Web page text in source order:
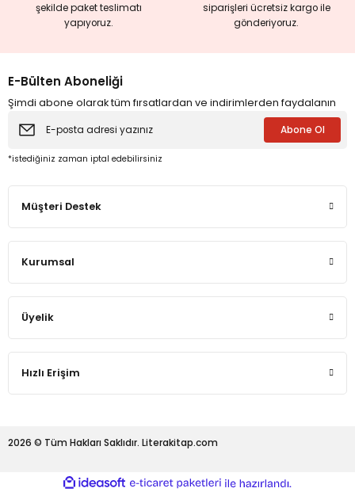
şekilde paket teslimatı
yapıyoruz.
siparişleri ücretsiz kargo ile
gönderiyoruz.
E-Bülten Aboneliği
Şimdi abone olarak tüm fırsatlardan ve indirimlerden faydalanın
Abone Ol
*istediğiniz zaman iptal edebilirsiniz
Müşteri Destek
Kurumsal
Üyelik
Hızlı Erişim
2026 © Tüm Hakları Saklıdır. Literakitap.com
ideasoft
e-